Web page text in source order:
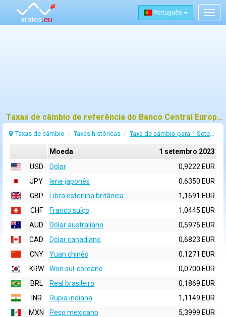
Português
Taxas de câmbio de referência do Banco Central Europeu (BCE) para 1 setembro 2023
Taxas de câmbio Taxas históricas Taxa de câmbio para 1 Setembro 2023
Moeda
1 setembro 2023
USD
Dólar
0,9222 EUR
JPY
Iene japonês
0,6350 EUR
GBP
Libra esterlina britânica
1,1691 EUR
CHF
Franco suíço
1,0445 EUR
AUD
Dólar australiano
0,5975 EUR
CAD
Dólar canadiano
0,6823 EUR
CNY
Yuan chinês
0,1271 EUR
KRW
Won sul-coreano
0,0700 EUR
BRL
Real brasileiro
0,1869 EUR
INR
Rupia indiana
1,1149 EUR
MXN
Peso mexicano
5,3999 EUR